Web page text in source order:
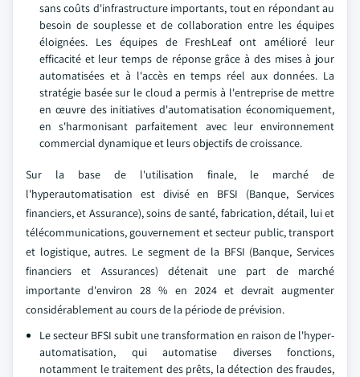
sans coûts d'infrastructure importants, tout en répondant au
besoin de souplesse et de collaboration entre les équipes
éloignées. Les équipes de FreshLeaf ont amélioré leur
efficacité et leur temps de réponse grâce à des mises à jour
automatisées et à l'accès en temps réel aux données. La
stratégie basée sur le cloud a permis à l'entreprise de mettre
en œuvre des initiatives d'automatisation économiquement,
en s'harmonisant parfaitement avec leur environnement
commercial dynamique et leurs objectifs de croissance.
Sur la base de l'utilisation finale, le marché de
l'hyperautomatisation est divisé en BFSI (Banque, Services
financiers, et Assurance), soins de santé, fabrication, détail, lui et
télécommunications, gouvernement et secteur public, transport
et logistique, autres. Le segment de la BFSI (Banque, Services
financiers et Assurances) détenait une part de marché
importante d'environ 28 % en 2024 et devrait augmenter
considérablement au cours de la période de prévision.
Le secteur BFSI subit une transformation en raison de l'hyper-
automatisation, qui automatise diverses fonctions,
notamment le traitement des prêts, la détection des fraudes,